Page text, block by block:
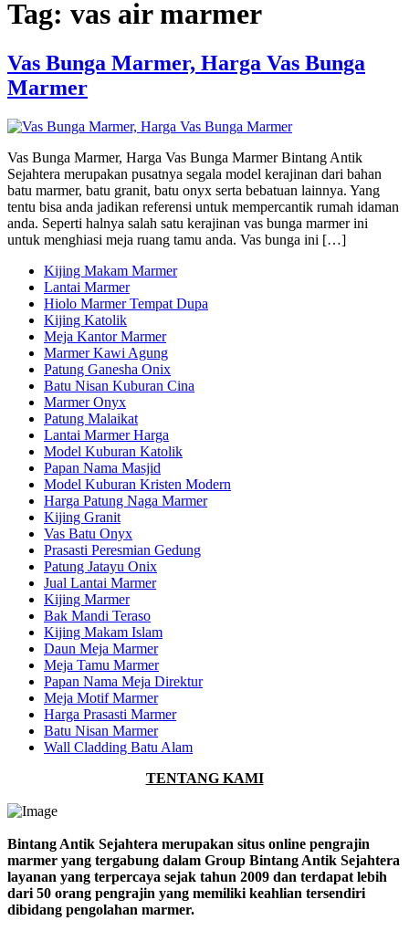
Tag: vas air marmer
Vas Bunga Marmer, Harga Vas Bunga
Marmer
Vas Bunga Marmer, Harga Vas Bunga Marmer Bintang Antik
Sejahtera merupakan pusatnya segala model kerajinan dari bahan
batu marmer, batu granit, batu onyx serta bebatuan lainnya. Yang
tentu bisa anda jadikan referensi untuk mempercantik rumah idaman
anda. Seperti halnya salah satu kerajinan vas bunga marmer ini
untuk menghiasi meja ruang tamu anda. Vas bunga ini […]
Kijing Makam Marmer
Lantai Marmer
Hiolo Marmer Tempat Dupa
Kijing Katolik
Meja Kantor Marmer
Marmer Kawi Agung
Patung Ganesha Onix
Batu Nisan Kuburan Cina
Marmer Onyx
Patung Malaikat
Lantai Marmer Harga
Model Kuburan Katolik
Papan Nama Masjid
Model Kuburan Kristen Modern
Harga Patung Naga Marmer
Kijing Granit
Vas Batu Onyx
Prasasti Peresmian Gedung
Patung Jatayu Onix
Jual Lantai Marmer
Kijing Marmer
Bak Mandi Teraso
Kijing Makam Islam
Daun Meja Marmer
Meja Tamu Marmer
Papan Nama Meja Direktur
Meja Motif Marmer
Harga Prasasti Marmer
Batu Nisan Marmer
Wall Cladding Batu Alam
TENTANG KAMI
Bintang Antik Sejahtera merupakan situs online pengrajin
marmer yang tergabung dalam Group Bintang Antik Sejahtera
layanan yang terpercaya sejak tahun 2009 dan terdapat lebih
dari 50 orang pengrajin yang memiliki keahlian tersendiri
dibidang pengolahan marmer.